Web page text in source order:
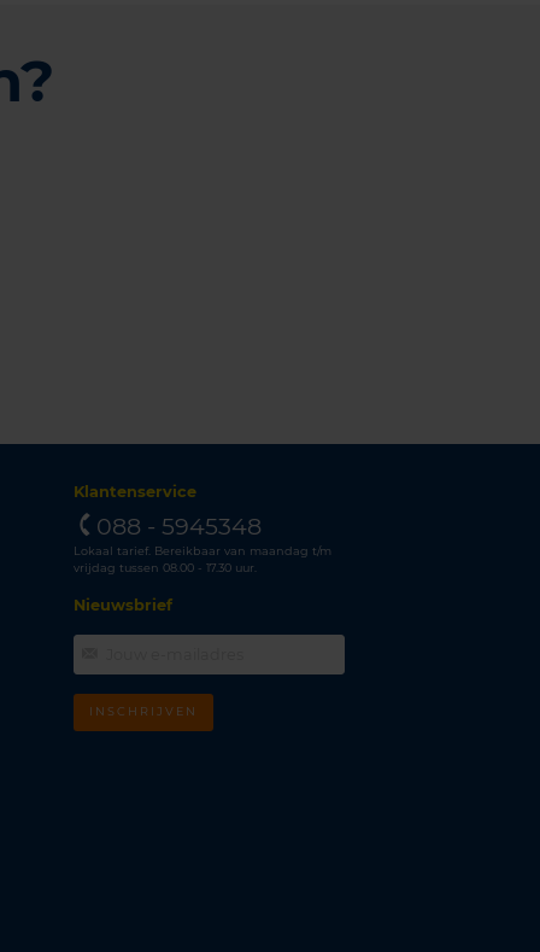
Klantenservice
088 - 5945348
Lokaal tarief. Bereikbaar van maandag t/m
vrijdag tussen 08.00 - 17.30 uur.
Nieuwsbrief
INSCHRIJVEN